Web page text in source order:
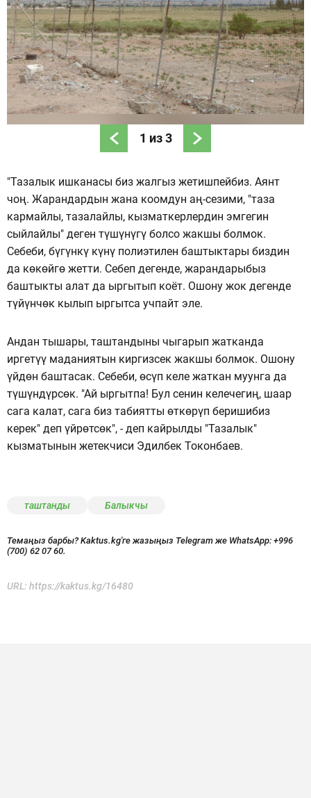
1 из3
"Тазалык ишканасы биз жалгыз жетишпейбиз. Аянт
чоң. Жарандардын жана коомдун аң-сезими, "таза
кармайлы, тазалайлы, кызматкерлердин эмгегин
сыйлайлы" деген түшүнүгү болсо жакшы болмок.
Себеби, бүгүнкү күнү полиэтилен баштыктары биздин
да көкөйгө жетти. Себеп дегенде, жарандарыбыз
баштыкты алат да ыргытып коёт. Ошону жок дегенде
түйүнчөк кылып ыргытса учпайт эле.
Андан тышары, таштандыны чыгарып жатканда
иргетүү маданиятын киргизсек жакшы болмок. Ошону
үйдөн баштасак. Себеби, өсүп келе жаткан муунга да
түшүндүрсөк. "Ай ыргытпа! Бул сенин келечегиң, шаар
сага калат, сага биз табиятты өткөрүп беришибиз
керек" деп үйрөтсөк", - деп кайрылды "Тазалык"
кызматынын жетекчиси Эдилбек Токонбаев.
таштанды Балыкчы
Темаңыз барбы? Kaktus.kg'ге жазыңыз Telegram же WhatsApp: +996
(700) 62 07 60.
URL: https://kaktus.kg/16480